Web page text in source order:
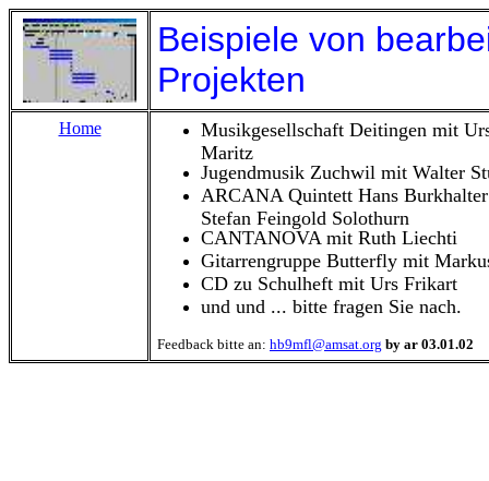
Beispiele von
Projekten
Home Musikgesellschaft Deitingen mit
Maritz
Jugendmusik Zuchwil mit Walter
ARCANA Quintett Hans
Stefan Feingold Solothurn
CANTANOVA mit Ruth Liechti
Gitarrengruppe Butterfly mit
CD zu Schulheft mit Urs Frikart
und und ... bitte fragen Sie nach.
Feedback bitte an: hb9mfl@amsat.org by ar 03.01.02